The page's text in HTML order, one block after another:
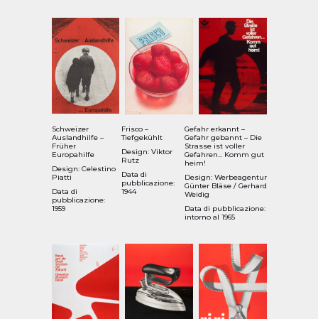
Schweizer
Auslandhilfe –
Früher
Europahilfe
Design: Celestino
Piatti
Data di
pubblicazione:
1959
Frisco –
Tiefgekühlt
Design: Viktor
Rutz
Data di
pubblicazione:
1944
Gefahr erkannt –
Gefahr gebannt – Die
Strasse ist voller
Gefahren... Komm gut
heim!
Design: Werbeagentur
Günter Bläse / Gerhard
Weidig
Data di pubblicazione:
intorno al 1965